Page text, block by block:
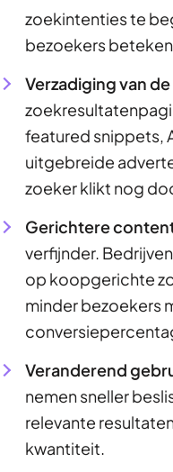
zoekintenties te
bezoekers
Verzadiging van de
featured snippets,
uitgebreide
zoeker klikt nog
Gerichtere
verfijnder.
op koopgerichte
minder bezoekers
Veranderend
nemen sneller
relevante
kwantiteit.